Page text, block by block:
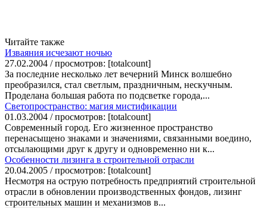
Читайте также
Изваяния исчезают ночью
27.02.2004 / просмотров: [totalcount]
За последние несколько лет вечерний Минск волшебно
преобразился, стал светлым, праздничным, нескучным.
Проделана большая работа по подсветке города,...
Светопространство: магия мистификации
01.03.2004 / просмотров: [totalcount]
Современный город. Его жизненное пространство
перенасыщено знаками и значениями, связанными воедино,
отсылающими друг к другу и одновременно ни к...
Особенности лизинга в строительной отрасли
20.04.2005 / просмотров: [totalcount]
Несмотря на острую потребность предприятий строительной
отрасли в обновлении производственных фондов, лизинг
строительных машин и механизмов в...